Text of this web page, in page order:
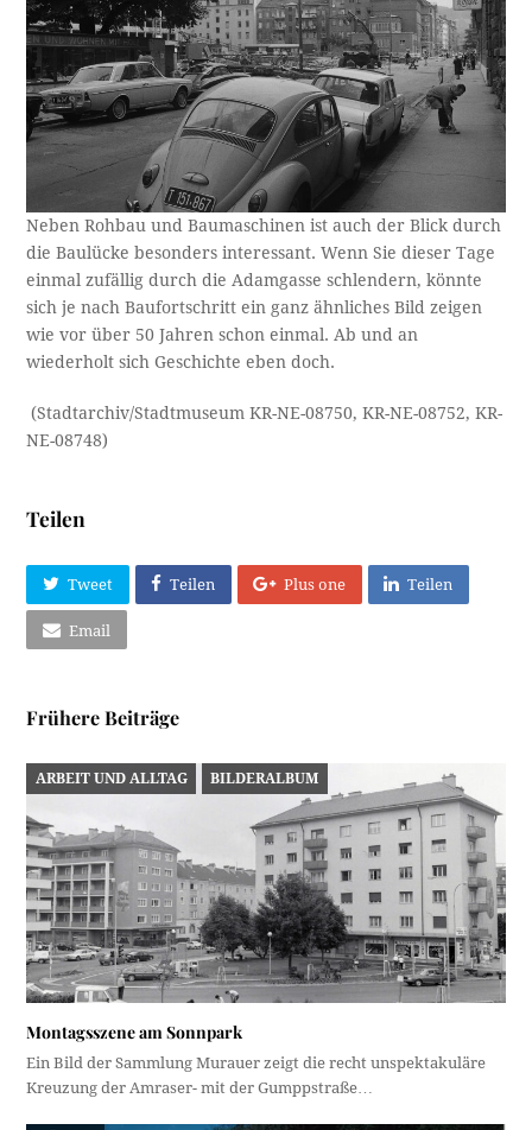
Neben Rohbau und Baumaschinen ist auch der Blick durch
die Baulücke besonders interessant. Wenn Sie dieser Tage
einmal zufällig durch die Adamgasse schlendern, könnte
sich je nach Baufortschritt ein ganz ähnliches Bild zeigen
wie vor über 50 Jahren schon einmal. Ab und an
wiederholt sich Geschichte eben doch.
(Stadtarchiv/Stadtmuseum KR-NE-08750, KR-NE-08752, KR-
NE-08748)
Teilen
Tweet Teilen Plus one Teilen
Email
Frühere Beiträge
ARBEIT UND ALLTAG BILDERALBUM
Montagsszene am Sonnpark
Ein Bild der Sammlung Murauer zeigt die recht unspektakuläre
Kreuzung der Amraser- mit der Gumppstraße…